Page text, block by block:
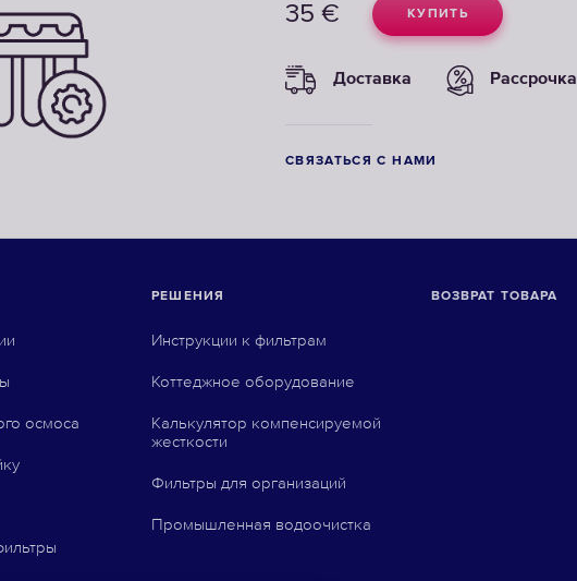
35 € КУПИТЬ
Доставка Рассрочка
СВЯЗАТЬСЯ С НАМИ
осмоса
РЕШЕНИЯ
Инструкции к фильтрам
Коттеджное оборудование
Калькулятор компенсируемой
жесткости
Фильтры для организаций
Промышленная водоочистка
ВОЗВРАТ ТОВАРА